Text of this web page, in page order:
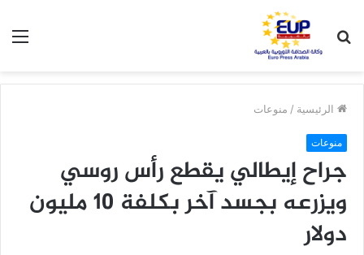
عن
الرئيسية / منوعات
منوعات
جراح إيطالي يقطع رأس روسي
ويزرعه بجسد آخر بكلفة 10 مليون
دولار